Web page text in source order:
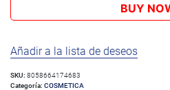
36M
cantidad
BUY
Añadir a la lista de deseos
SKU: 8058664174683
Categoría: COSMETICA